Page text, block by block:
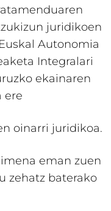
juridikoen
Autonomia
Integralari
ekainaren
ere
oinarri juridikoa.
eman zuen
zehatz baterako